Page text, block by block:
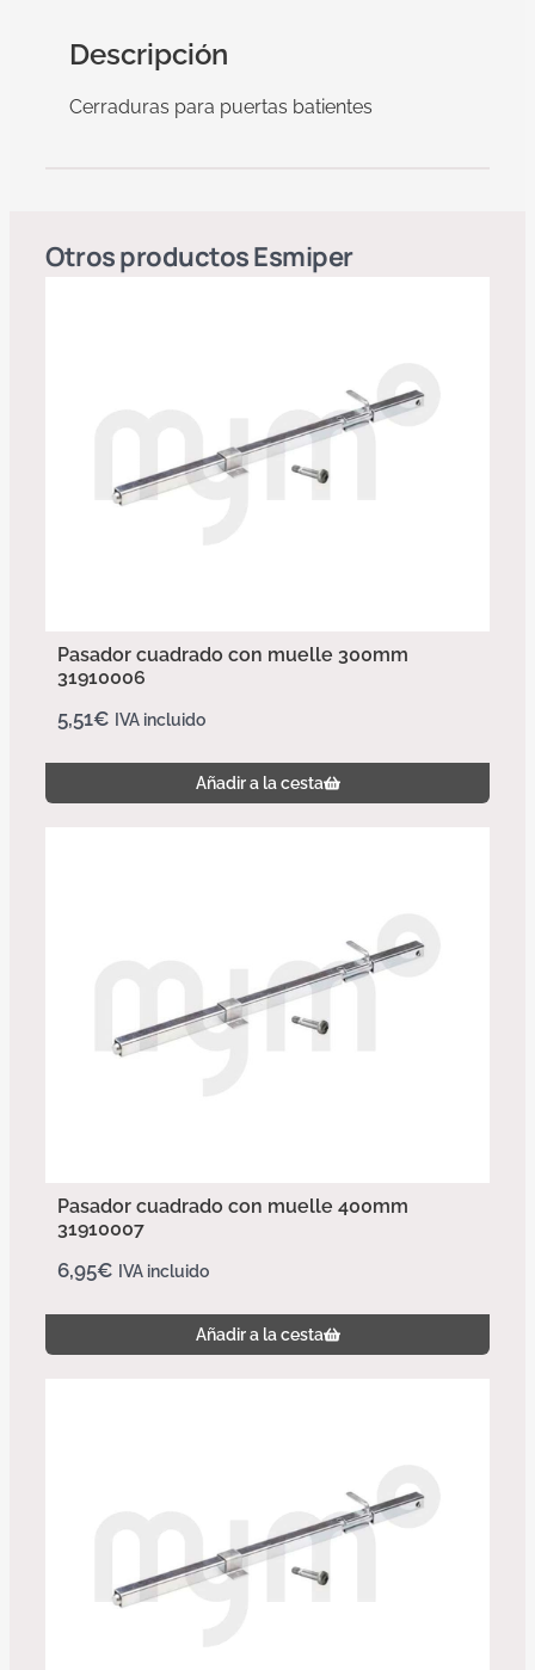
Descripción
Cerraduras para puertas batientes
Otros productosEsmiper
Pasador cuadrado con muelle 300mm
31910006
5,51€ IVA incluido
Añadir a la cesta
Pasador cuadrado con muelle 400mm
31910007
6,95€ IVA incluido
Añadir a la cesta